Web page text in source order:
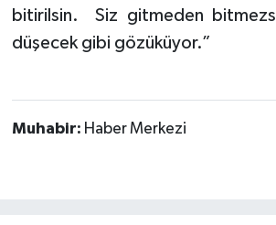
bitirilsin. Siz gitmeden
düşecek gibi gözüküyor.”
Muhabir: Haber Merkezi